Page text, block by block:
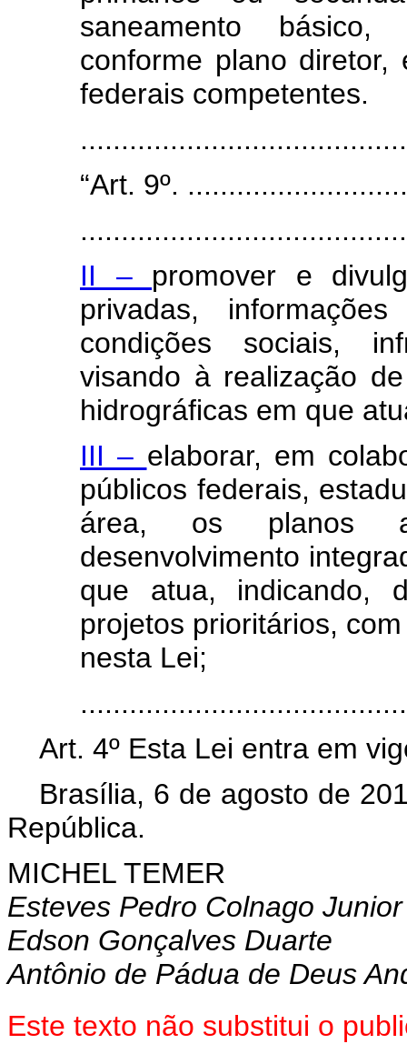
saneamento básico,
conforme plano
federais competentes.
“Art. 9º.
II – promover e
privadas,
condições sociais,
visando à realização
hidrográficas em que
III – elaborar, em
públicos federais,
área, os planos
desenvolvimento
que atua, indicando,
projetos prioritários,
nesta Lei;
Art. 4º Esta Lei entra em
Brasília, 6 de agosto de
República.
MICHEL TEMER
Esteves Pedro Colnago Junior
Edson Gonçalves Duarte
Antônio de Pádua de Deus
Este texto não substitui o